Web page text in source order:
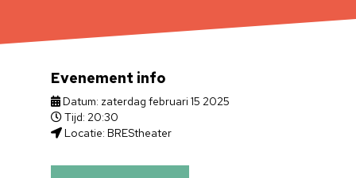
Evenement info
Datum: zaterdag februari 15 2025
Tijd: 20:30
Locatie: BREStheater